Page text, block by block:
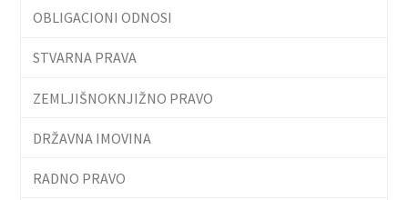
OBLIGACIONI ODNOSI
STVARNA PRAVA
ZEMLJIŠNOKNJIŽNO PRAVO
DRŽAVNA IMOVINA
RADNO PRAVO